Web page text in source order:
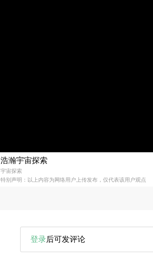
浩瀚宇宙探索
宇宙探索
特别声明：以上内容为网络用户上传发布，仅代表该用户观点
登录后可发评论